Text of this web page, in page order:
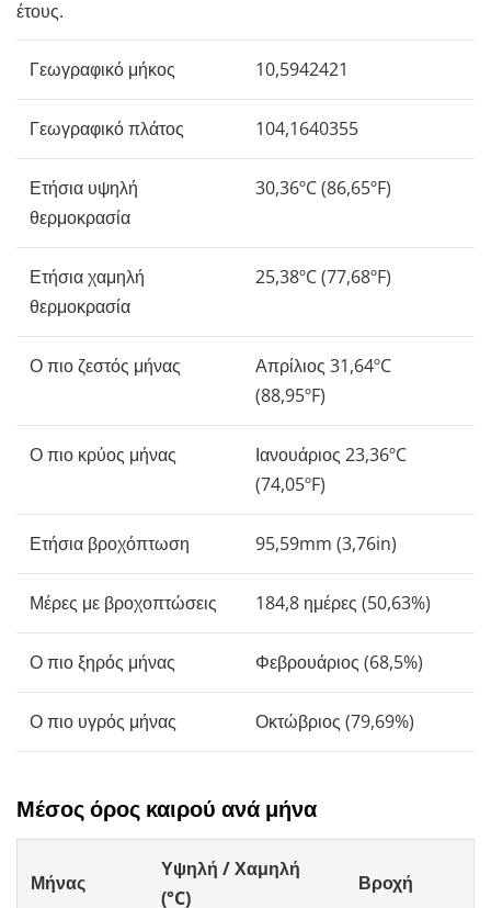
έτους.
Γεωγραφικό μήκος 10,5942421
Γεωγραφικό πλάτος 104,1640355
Ετήσια υψηλή
θερμοκρασία
30,36ºC (86,65ºF)
Ετήσια χαμηλή
θερμοκρασία
25,38ºC (77,68ºF)
Ο πιο ζεστός μήνας
Απρίλιος 31,64ºC
(88,95ºF)
Ο πιο κρύος μήνας
Ιανουάριος 23,36ºC
(74,05ºF)
Ετήσια βροχόπτωση 95,59mm (3,76in)
Μέρες με βροχοπτώσεις 184,8 ημέρες (50,63%)
Ο πιο ξηρός μήνας Φεβρουάριος (68,5%)
Ο πιο υγρός μήνας Οκτώβριος (79,69%)
Μέσος όρος καιρού ανά μήνα
Μήνας
Υψηλή / Χαμηλή
(°C)
Βροχή